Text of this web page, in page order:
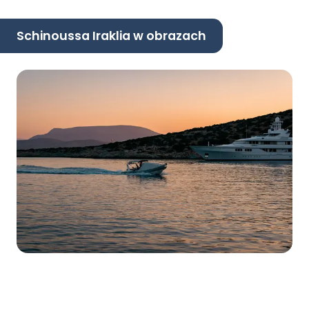
Schinoussa Iraklia w obrazach